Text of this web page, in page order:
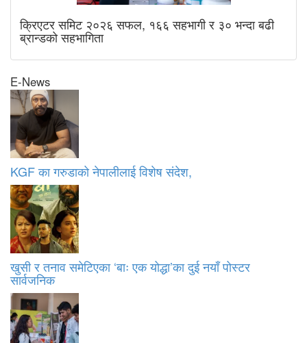
क्रिएटर समिट २०२६ सफल, १६६ सहभागी र ३० भन्दा बढी
ब्रान्डको सहभागिता
E-News
KGF का गरुडाको नेपालीलाई विशेष संदेश,
खुसी र तनाव समेटिएका ‘बाः एक योद्धा’का दुई नयाँ पोस्टर
सार्वजनिक